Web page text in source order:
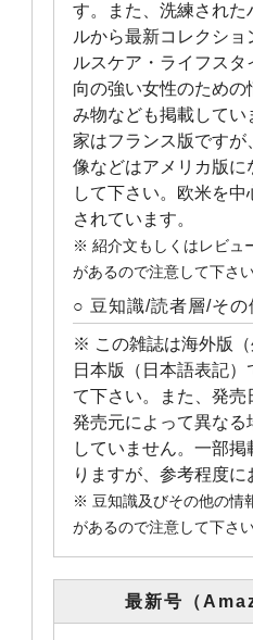
す。また、洗練された
ルから最新コレクシ
ルスケア・ライフス
向の強い女性のための
み物なども掲載してい
家はフランス版です
像などはアメリカ版
して下さい。欧米を
されています。
※ 紹介文もしくはレビュ
があるので注意して下さい
○ 豆知識/読者層/その
※ この雑誌は海外版（
日本版（日本語表記
て下さい。また、発売
発売元によって異な
していません。一部
りますが、参考程度に
※ 豆知識及びその他の情
があるので注意して下さい
最新号（